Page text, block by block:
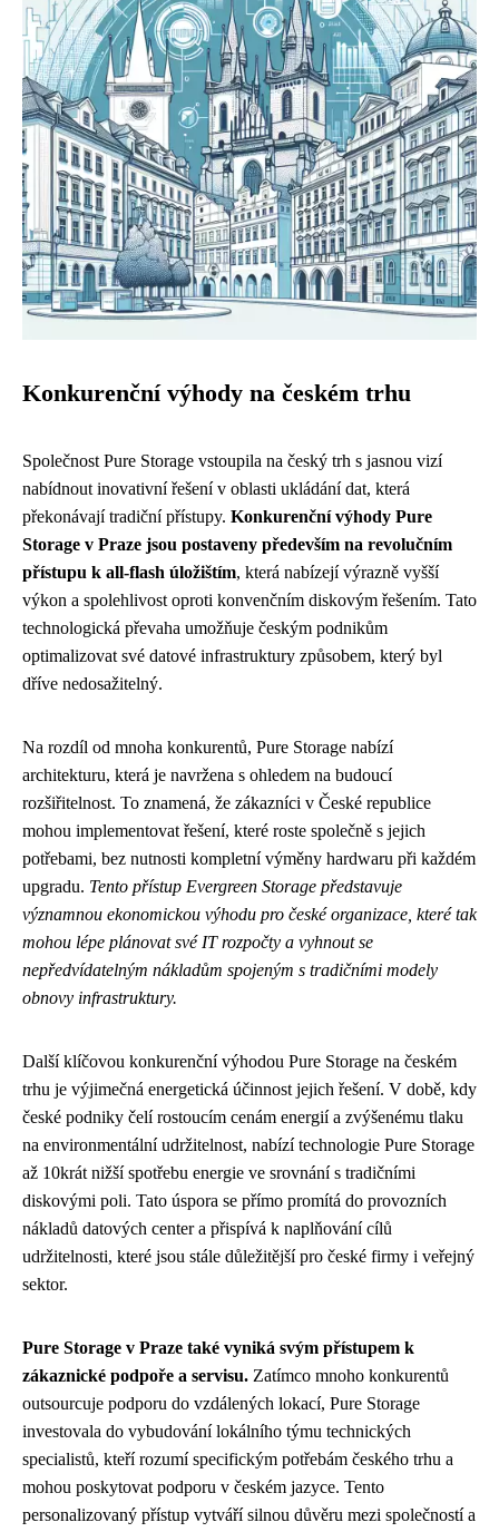
Konkurenční výhody na českém trhu
Společnost Pure Storage vstoupila na český trh s jasnou vizí
nabídnout inovativní řešení v oblasti ukládání dat, která
překonávají tradiční přístupy. Konkurenční výhody Pure
Storage v Praze jsou postaveny především na revolučním
přístupu k all-flash úložištím, která nabízejí výrazně vyšší
výkon a spolehlivost oproti konvenčním diskovým řešením. Tato
technologická převaha umožňuje českým podnikům
optimalizovat své datové infrastruktury způsobem, který byl
dříve nedosažitelný.
Na rozdíl od mnoha konkurentů, Pure Storage nabízí
architekturu, která je navržena s ohledem na budoucí
rozšiřitelnost. To znamená, že zákazníci v České republice
mohou implementovat řešení, které roste společně s jejich
potřebami, bez nutnosti kompletní výměny hardwaru při každém
upgradu. Tento přístup Evergreen Storage představuje
významnou ekonomickou výhodu pro české organizace, které tak
mohou lépe plánovat své IT rozpočty a vyhnout se
nepředvídatelným nákladům spojeným s tradičními modely
obnovy infrastruktury.
Další klíčovou konkurenční výhodou Pure Storage na českém
trhu je výjimečná energetická účinnost jejich řešení. V době, kdy
české podniky čelí rostoucím cenám energií a zvýšenému tlaku
na environmentální udržitelnost, nabízí technologie Pure Storage
až 10krát nižší spotřebu energie ve srovnání s tradičními
diskovými poli. Tato úspora se přímo promítá do provozních
nákladů datových center a přispívá k naplňování cílů
udržitelnosti, které jsou stále důležitější pro české firmy i veřejný
sektor.
Pure Storage v Praze také vyniká svým přístupem k
zákaznické podpoře a servisu. Zatímco mnoho konkurentů
outsourcuje podporu do vzdálených lokací, Pure Storage
investovala do vybudování lokálního týmu technických
specialistů, kteří rozumí specifickým potřebám českého trhu a
mohou poskytovat podporu v českém jazyce. Tento
personalizovaný přístup vytváří silnou důvěru mezi společností a